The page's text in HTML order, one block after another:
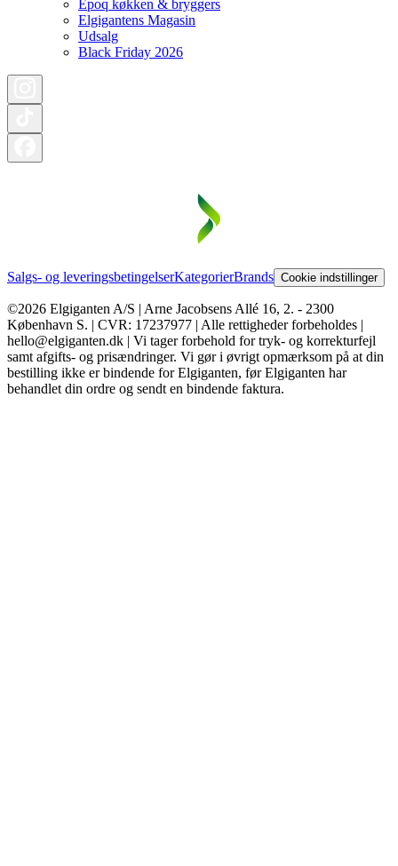
Epoq køkken & bryggers
Elgigantens Magasin
Udsalg
Black Friday 2026
Salgs- og leveringsbetingelserKategorierBrands Cookie indstillinger
©2026 Elgiganten A/S | Arne Jacobsens Allé 16, 2. - 2300
København S. | CVR: 17237977 | Alle rettigheder forbeholdes |
hello@elgiganten.dk | Vi tager forbehold for tryk- og korrekturfejl
samt afgifts- og prisændringer. Vi gør i øvrigt opmærksom på at din
bestilling ikke er bindende for Elgiganten, før Elgiganten har
behandlet din ordre og sendt en bindende faktura.